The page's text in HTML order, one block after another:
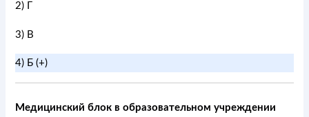
2) Г
3) В
4) Б (+)
Медицинский блок в образовательном учреждении